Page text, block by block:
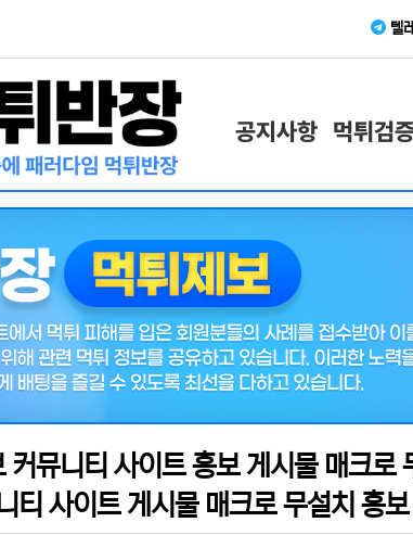
텔
공지사항 먹튀검
커뮤니티 사이트 홍보 게시물 매크
티 사이트 게시물 매크로 무설치 홍